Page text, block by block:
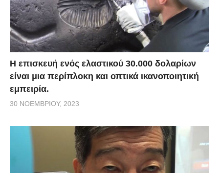
Η επισκευή ενός ελαστικού 30.000 δολαρίων
είναι μια περίπλοκη και οπτικά ικανοποιητική
εμπειρία.
30 ΝΟΕΜΒΡΊΟΥ, 2023